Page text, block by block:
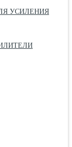
УСИЛЕНИЯ